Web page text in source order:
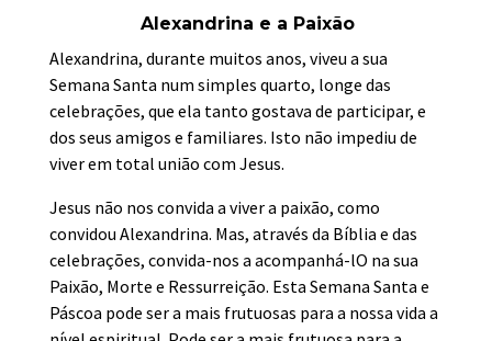
Alexandrina e a Paixão
Alexandrina, durante muitos anos, viveu a sua
Semana Santa num simples quarto, longe das
celebrações, que ela tanto gostava de participar, e
dos seus amigos e familiares. Isto não impediu de
viver em total união com Jesus.
Jesus não nos convida a viver a paixão, como
convidou Alexandrina. Mas, através da Bíblia e das
celebrações, convida-nos a acompanhá-lO na sua
Paixão, Morte e Ressurreição. Esta Semana Santa e
Páscoa pode ser a mais frutuosas para a nossa vida a